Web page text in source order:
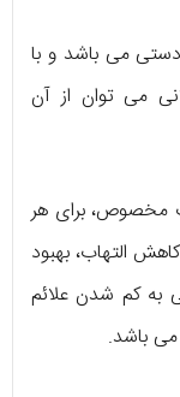
می باشد و با
می توان از آن
مخصوص، برای هر
التهاب، بهبود
به کم شدن علائم
می باشد.